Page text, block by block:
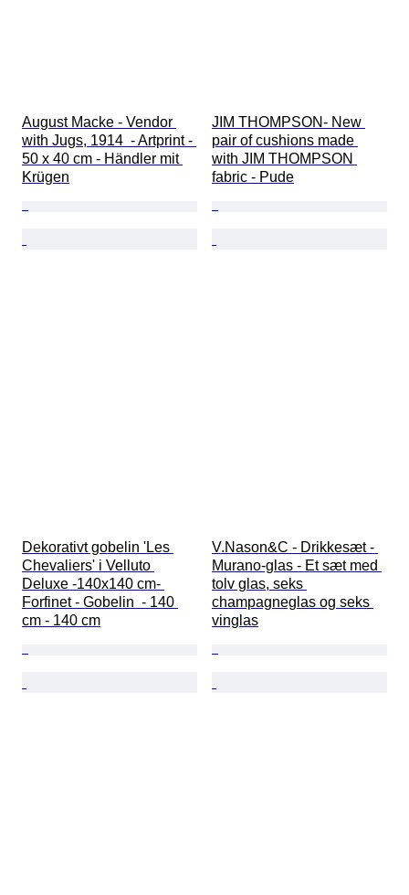
August Macke - Vendor
with Jugs, 1914  - Artprint -
50 x 40 cm - Händler mit
Krügen
JIM THOMPSON- New
pair of cushions made
with JIM THOMPSON
fabric - Pude
Dekorativt gobelin 'Les
Chevaliers' i Velluto
Deluxe -140x140 cm-
Forfinet - Gobelin  - 140
cm - 140 cm
V.Nason&C - Drikkesæt -
Murano-glas - Et sæt med
tolv glas, seks
champagneglas og seks
vinglas